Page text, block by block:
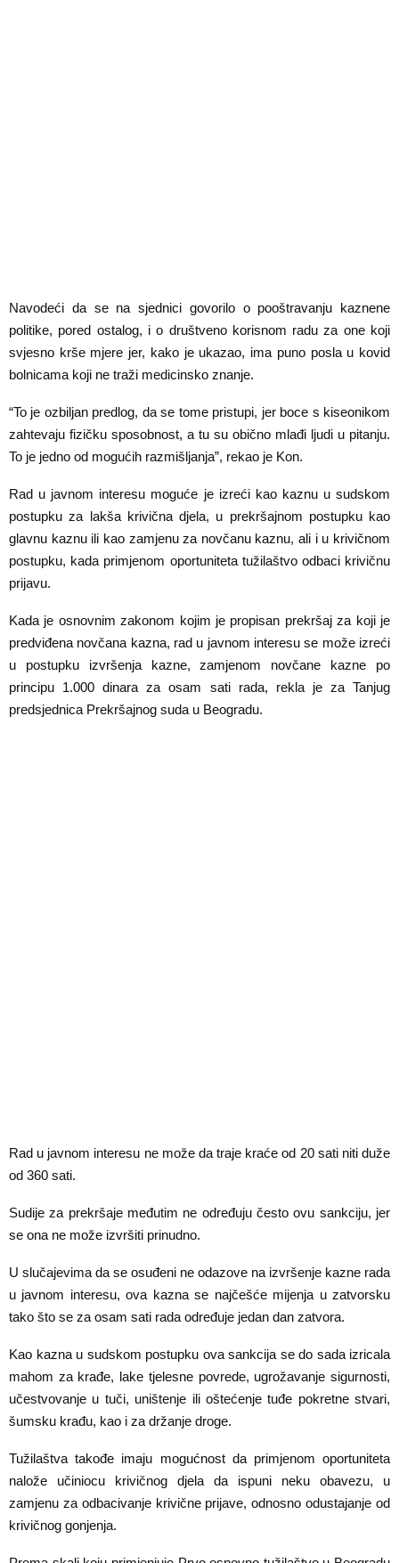
Navodeći da se na sjednici govorilo o pooštravanju kaznene
politike, pored ostalog, i o društveno korisnom radu za one koji
svjesno krše mjere jer, kako je ukazao, ima puno posla u kovid
bolnicama koji ne traži medicinsko znanje.
“To je ozbiljan predlog, da se tome pristupi, jer boce s kiseonikom
zahtevaju fizičku sposobnost, a tu su obično mlađi ljudi u pitanju.
To je jedno od mogućih razmišljanja”, rekao je Kon.
Rad u javnom interesu moguće je izreći kao kaznu u sudskom
postupku za lakša krivična djela, u prekršajnom postupku kao
glavnu kaznu ili kao zamjenu za novčanu kaznu, ali i u krivičnom
postupku, kada primjenom oportuniteta tužilaštvo odbaci krivičnu
prijavu.
Kada je osnovnim zakonom kojim je propisan prekršaj za koji je
predviđena novčana kazna, rad u javnom interesu se može izreći
u postupku izvršenja kazne, zamjenom novčane kazne po
principu 1.000 dinara za osam sati rada, rekla je za Tanjug
predsjednica Prekršajnog suda u Beogradu.
Rad u javnom interesu ne može da traje kraće od 20 sati niti duže
od 360 sati.
Sudije za prekršaje međutim ne određuju često ovu sankciju, jer
se ona ne može izvršiti prinudno.
U slučajevima da se osuđeni ne odazove na izvršenje kazne rada
u javnom interesu, ova kazna se najčešće mijenja u zatvorsku
tako što se za osam sati rada određuje jedan dan zatvora.
Kao kazna u sudskom postupku ova sankcija se do sada izricala
mahom za krađe, lake tjelesne povrede, ugrožavanje sigurnosti,
učestvovanje u tuči, uništenje ili oštećenje tuđe pokretne stvari,
šumsku krađu, kao i za držanje droge.
Tužilaštva takođe imaju mogućnost da primjenom oportuniteta
nalože učiniocu krivičnog djela da ispuni neku obavezu, u
zamjenu za odbacivanje krivične prijave, odnosno odustajanje od
krivičnog gonjenja.